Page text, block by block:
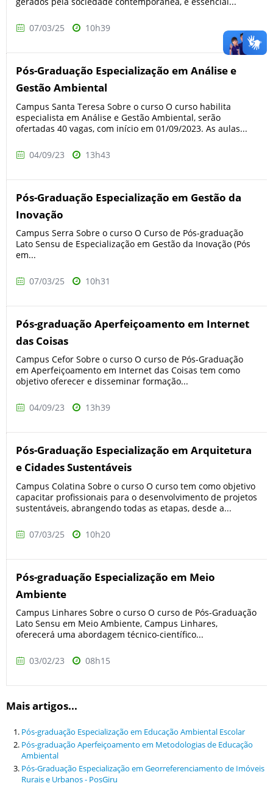
07/03/25 10h39
Pós-Graduação Especialização em Análise e
Gestão Ambiental
Campus Santa Teresa Sobre o curso O curso habilita
especialista em Análise e Gestão Ambiental, serão
ofertadas 40 vagas, com início em 01/09/2023. As aulas...
04/09/23 13h43
Pós-Graduação Especialização em Gestão da
Inovação
Campus Serra Sobre o curso O Curso de Pós-graduação
Lato Sensu de Especialização em Gestão da Inovação (Pós
em...
07/03/25 10h31
Pós-graduação Aperfeiçoamento em Internet
das Coisas
Campus Cefor Sobre o curso O curso de Pós-Graduação
em Aperfeiçoamento em Internet das Coisas tem como
objetivo oferecer e disseminar formação...
04/09/23 13h39
Pós-Graduação Especialização em Arquitetura
e Cidades Sustentáveis
Campus Colatina Sobre o curso O curso tem como objetivo
capacitar profissionais para o desenvolvimento de projetos
sustentáveis, abrangendo todas as etapas, desde a...
07/03/25 10h20
Pós-graduação Especialização em Meio
Ambiente
Campus Linhares Sobre o curso O curso de Pós-Graduação
Lato Sensu em Meio Ambiente, Campus Linhares,
oferecerá uma abordagem técnico-científico...
03/02/23 08h15
Mais artigos...
Pós-graduação Especialização em Educação Ambiental Escolar
Pós-graduação Aperfeiçoamento em Metodologias de Educação
Ambiental
Pós-Graduação Especialização em Georreferenciamento de Imóveis
Rurais e Urbanos - PosGiru